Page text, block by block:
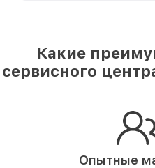
Какие
сервисного
Опытные